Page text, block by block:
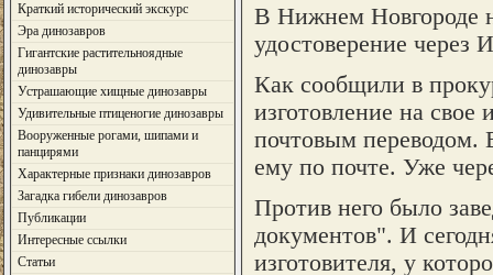
Краткий исторический экскурс
Эра динозавров
Гигантские растительноядные
динозавры
Устрашающие хищные динозавры
Удивительные птиценогие динозавры
Вооруженные рогами, шипами и
панцирями
Характерные признаки динозавров
Загадка гибели динозавров
Публикации
Интересные ссылки
Статьи
В Нижнем Новгороде
удостоверение через
Как сообщили в
изготовление на свое
почтовым переводом.
ему по почте. Уже
Против него было
документов". И
изготовителя, у